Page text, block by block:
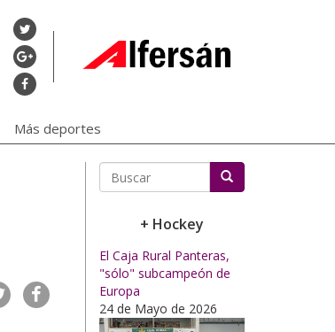
Más deportes
+ Hockey
El Caja Rural Panteras,
"sólo" subcampeón de
Europa
24 de Mayo de 2026